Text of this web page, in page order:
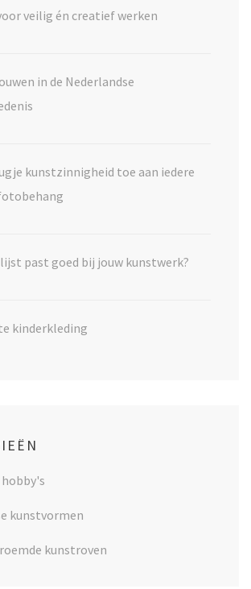
veilig én creatief werken
in de Nederlandse
kunstzinnigheid toe aan iedere
past goed bij jouw kunstwerk?
kinderkleding
kunstvormen
kunstroven